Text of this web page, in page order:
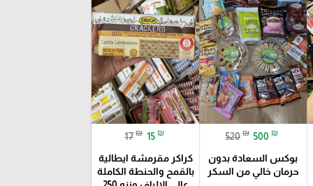
520 ₪ 500 ₪
بوكس السعادة بدون
حرمان خالي من السكر
17 ₪ 15 ₪
كراكر مقرمشة ايطالية
بالقمح والحنطة الكاملة